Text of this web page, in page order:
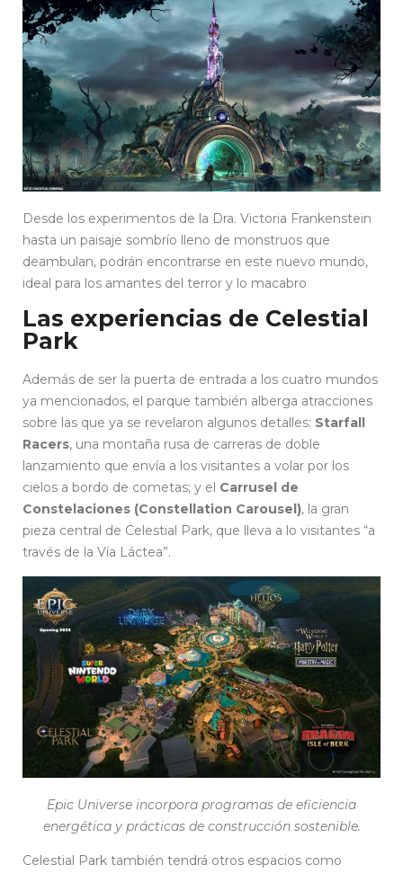
Desde los experimentos de la Dra. Victoria Frankenstein
hasta un paisaje sombrío lleno de monstruos que
deambulan, podrán encontrarse en este nuevo mundo,
ideal para los amantes del terror y lo macabro
Las experiencias de Celestial
Park
Además de ser la puerta de entrada a los cuatro mundos
ya mencionados, el parque también alberga atracciones
sobre las que ya se revelaron algunos detalles: Starfall
Racers, una montaña rusa de carreras de doble
lanzamiento que envía a los visitantes a volar por los
cielos a bordo de cometas; y el Carrusel de
Constelaciones (Constellation Carousel), la gran
pieza central de Celestial Park, que lleva a lo visitantes “a
través de la Vía Láctea”.
Epic Universe incorpora programas de eficiencia
energética y prácticas de construcción sostenible.
Celestial Park también tendrá otros espacios como